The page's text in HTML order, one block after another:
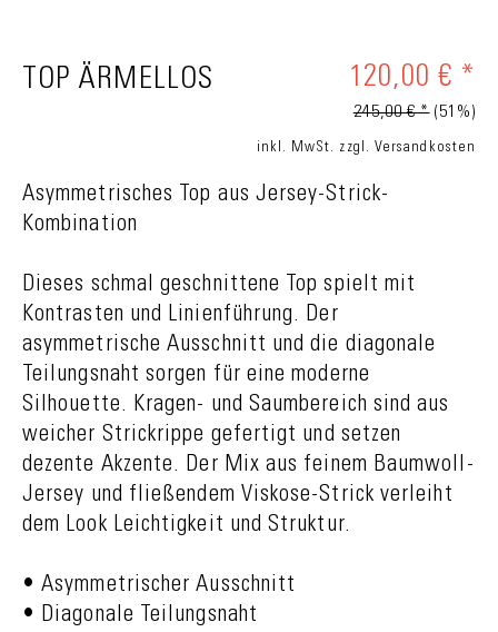
TOP ÄRMELLOS 120,00 € *
245,00 € * (51%)
inkl. MwSt. zzgl. Versandkosten
Asymmetrisches Top aus Jersey-Strick-
Kombination
Dieses schmal geschnittene Top spielt mit
Kontrasten und Linienführung. Der
asymmetrische Ausschnitt und die diagonale
Teilungsnaht sorgen für eine moderne
Silhouette. Kragen- und Saumbereich sind aus
weicher Strickrippe gefertigt und setzen
dezente Akzente. Der Mix aus feinem Baumwoll-
Jersey und fließendem Viskose-Strick verleiht
dem Look Leichtigkeit und Struktur.
• Asymmetrischer Ausschnitt
• Diagonale Teilungsnaht